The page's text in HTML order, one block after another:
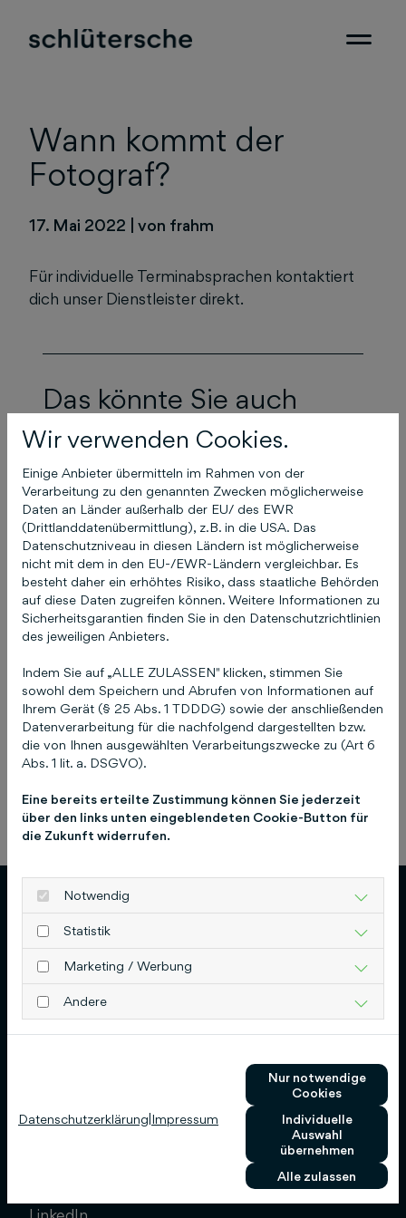
Wann kommt der
Fotograf?
17. Mai 2022 von frahm
Für individuelle Terminabsprachen kontaktiert
dich unser Dienstleister direkt.
Das könnte Sie auch
interessieren
Ich habe meine
Zugangsdaten (E-Mail
und / oder Passwort) zu
COCO vergessen!
17. April 2025
Previous
Next
Schlütersche Verlagsgesellschaft mbH & Co.
KG
info@schluetersche.de
Wir verwenden Cookies.
Einige Anbieter übermitteln im Rahmen von der
Verarbeitung zu den genannten Zwecken möglicherweise
Daten an Länder außerhalb der EU/ des EWR
(Drittlanddatenübermittlung), z.B. in die USA. Das
Datenschutzniveau in diesen Ländern ist möglicherweise
nicht mit dem in den EU-/EWR-Ländern vergleichbar. Es
besteht daher ein erhöhtes Risiko, dass staatliche Behörden
auf diese Daten zugreifen können. Weitere Informationen zu
Sicherheitsgarantien finden Sie in den Datenschutzrichtlinien
des jeweiligen Anbieters.
Indem Sie auf „ALLE ZULASSEN" klicken, stimmen Sie
sowohl dem Speichern und Abrufen von Informationen auf
Ihrem Gerät (§ 25 Abs. 1 TDDDG) sowie der anschließenden
Datenverarbeitung für die nachfolgend dargestellten bzw.
die von Ihnen ausgewählten Verarbeitungszwecke zu (Art 6
Abs. 1 lit. a. DSGVO).
Eine bereits erteilte Zustimmung können Sie jederzeit
über den links unten eingeblendeten Cookie-Button für
die Zukunft widerrufen.
Notwendig
Statistik
Marketing / Werbung
Andere
Datenschutzerklärung Impressum
Nur notwendige
Cookies
Individuelle
Auswahl
übernehmen
Alle zulassen